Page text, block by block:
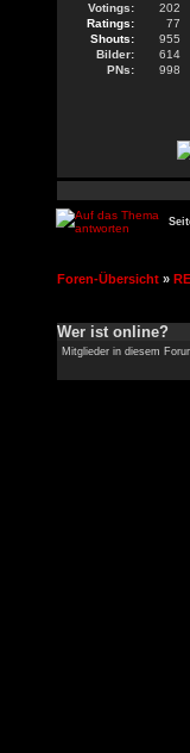
Votings:
202
Ratings:
77
Shouts:
955
Bilder:
614
PNs:
998
Foren-Übersicht »
Wer ist online?
Mitglieder in diesem